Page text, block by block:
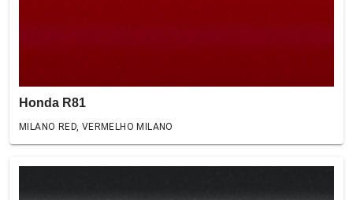
Honda R81
MILANO RED, VERMELHO MILANO